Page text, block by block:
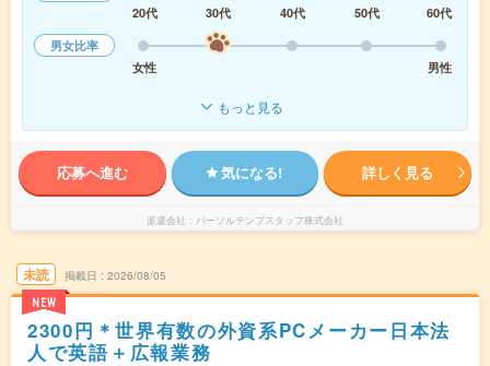
20代
30代 40代 50代
60代
男女比率
女性
男性
もっと見る
応募へ進む 気になる! 詳しく見る
派遣会社 パーソルテンプスタッフ株式会社
未読
NEW
掲載日 2026/08/05
2300円＊世界有数の外資系PCメーカー日本法
人で英語＋広報業務